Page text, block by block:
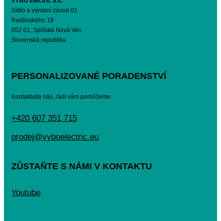
Sídlo a výrobní závod 01
Radlinského 18
052 01, Spišská Nová Ves
Slovenská republika
PERSONALIZOVANÉ PORADENSTVÍ
Kontaktujte nás, rádi vám pomůžeme.
+420 607 351 715
prodej@vyboelectric.eu
ZŮSTAŇTE S NÁMI V KONTAKTU
Youtube